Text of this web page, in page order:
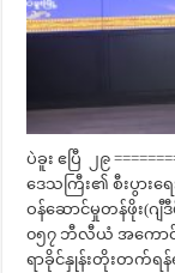
ပဲခူး ဧပြီ ၂၉
ဒေသကြီး၏ စီးပွားရ
ဝန်ဆောင်မှုတန်ဖိုး(ဂ
၀၅၇ ဘီလီယံ အကောင်
ရာခိုင်နှုန်းတိုးတက်ရန်